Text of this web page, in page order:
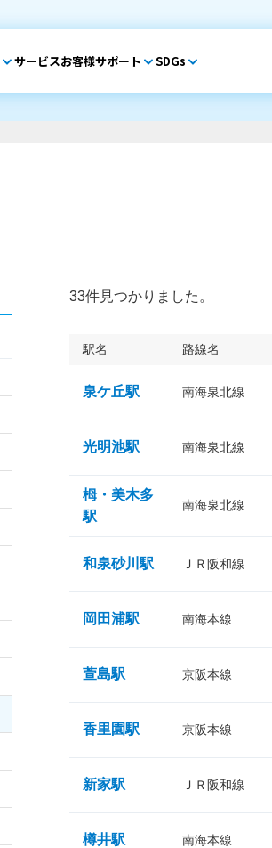
サービスお客様サポート SDGs
33件見つかりました。
駅名 路線名
泉ケ丘駅 南海泉北線
光明池駅 南海泉北線
栂・美木多
駅
南海泉北線
和泉砂川駅 ＪＲ阪和線
岡田浦駅 南海本線
萱島駅 京阪本線
香里園駅 京阪本線
新家駅 ＪＲ阪和線
樽井駅 南海本線